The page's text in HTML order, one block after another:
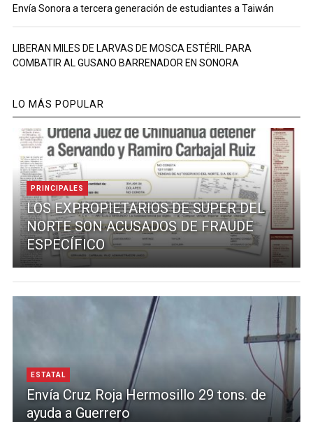
Envía Sonora a tercera generación de estudiantes a Taiwán
LIBERAN MILES DE LARVAS DE MOSCA ESTÉRIL PARA
COMBATIR AL GUSANO BARRENADOR EN SONORA
LO MÁS POPULAR
PRINCIPALES
LOS EXPROPIETARIOS DE SUPER DEL
NORTE SON ACUSADOS DE FRAUDE
ESPECÍFICO
ESTATAL
Envía Cruz Roja Hermosillo 29 tons. de
ayuda a Guerrero